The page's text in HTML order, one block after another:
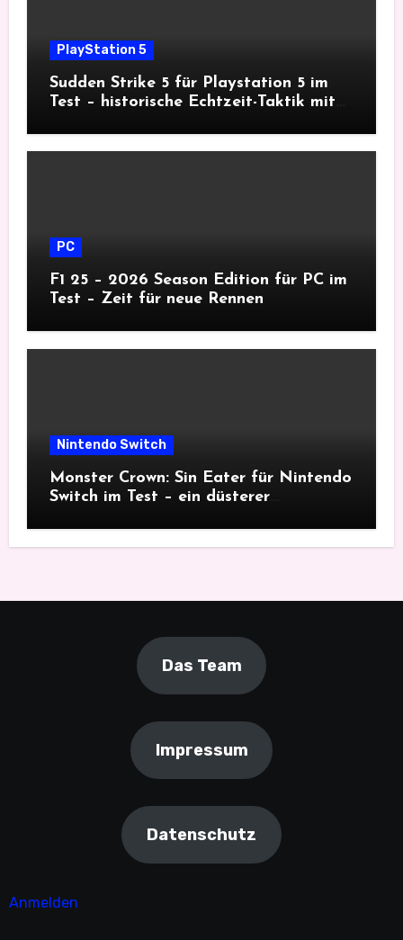
PlayStation 5
Sudden Strike 5 für Playstation 5 im
Test – historische Echtzeit-Taktik mit
PC
F1 25 – 2026 Season Edition für PC im
Test – Zeit für neue Rennen
Nintendo Switch
Monster Crown: Sin Eater für Nintendo
Switch im Test – ein düsterer
Das Team
Impressum
Datenschutz
Anmelden